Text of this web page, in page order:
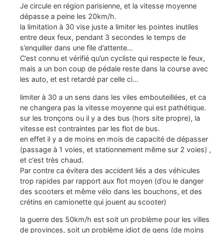
Je circule en région parisienne, et la vitesse moyenne
dépasse a peine les 20km/h.
la limitation à 30 vise juste a limiter les pointes inutiles
entre deux feux, pendant 3 secondes le temps de
s’enquiller dans une file d’attente…
C’est connu et vérifié qu’un cycliste qui respecte le feux,
mais a un bon coup de pédale reste dans la course avec
les auto, et est retardé par celle ci…
limiter à 30 a un sens dans les viles embouteillées, et ca
ne changera pas la vitesse moyenne qui est pathétique.
sur les tronçons ou il y a des bus (hors site propre), la
vitesse est contraintes par les flot de bus.
en effet il y a de moins en mois de capacité de dépasser
(passage à 1 voies, et stationnement même sur 2 voies) ,
et c’est très chaud.
Par contre ca évitera des accident liés a des véhicules
trop rapides par rapport aux flot moyen (d’ou le danger
des scooters et même vélo dans les bouchons, et des
crétins en camionette qui jouent au scooter)
la guerre des 50km/h est soit un problème pour les villes
de provinces, soit un problème idiot de gens (de moins